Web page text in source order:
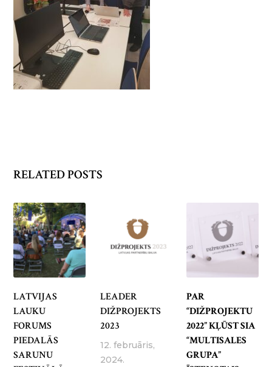
RELATED POSTS
LATVIJAS
LAUKU
FORUMS
PIEDALĀS
SARUNU
LEADER
DIŽPROJEKTS
2023
12. februāris,
2024.
PAR
“DIŽPROJEKTU
2022” KĻŪST SIA
“MULTISALES
GRUPA”